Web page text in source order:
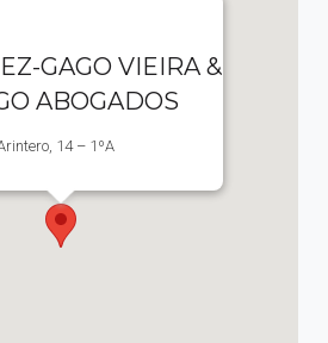
GAGO VIEIRA &
ABOGADOS
14 – 1ºA